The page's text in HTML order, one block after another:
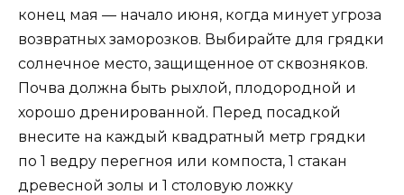
конец мая — начало июня, когда минует угроза
возвратных заморозков. Выбирайте для грядки
солнечное место, защищенное от сквозняков.
Почва должна быть рыхлой, плодородной и
хорошо дренированной. Перед посадкой
внесите на каждый квадратный метр грядки
по 1 ведру перегноя или компоста, 1 стакан
древесной золы и 1 столовую ложку